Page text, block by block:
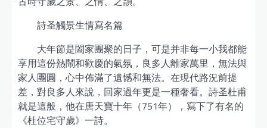
詩圣觸景生情寫名篇
大年節是闔家團聚的日子，可是并非每一小我都能
享用這份熱鬧和歡慶的氣氛，良多人離家萬里，無法與
家人團圓，心中佈滿了遺憾和無法。在現代路況前提
差，對良多人來說，回家過年更是一種奢看。詩圣杜甫
就是這般，他在唐天寶十年（751年），寫下了有名的
《杜位宅守歲》一詩。